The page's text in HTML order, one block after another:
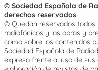
© Sociedad Española de
derechos reservados
© Quedan reservados
radiofónicos y las obras y
como sobre los contenidos
Sociedad Española de
expresa frente al uso de